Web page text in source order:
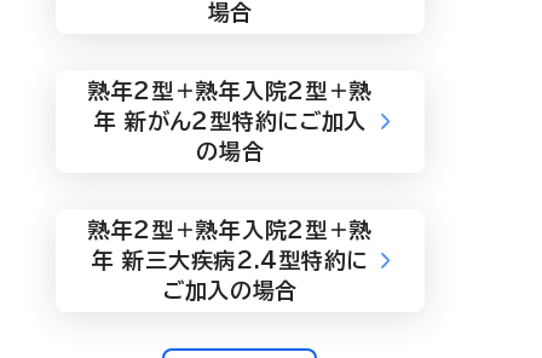
場合
熟年２型＋熟年入院２型＋熟
年 新がん２型特約にご加入
の場合
熟年２型＋熟年入院２型＋熟
年 新三大疾病2.4型特約に
ご加入の場合